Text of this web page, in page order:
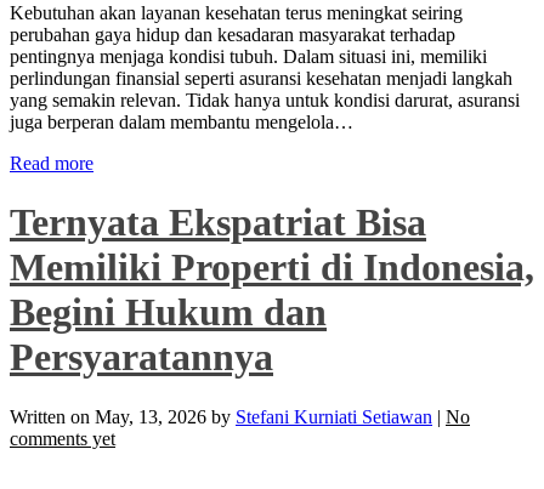
Kebutuhan akan layanan kesehatan terus meningkat seiring
perubahan gaya hidup dan kesadaran masyarakat terhadap
pentingnya menjaga kondisi tubuh. Dalam situasi ini, memiliki
perlindungan finansial seperti asuransi kesehatan menjadi langkah
yang semakin relevan. Tidak hanya untuk kondisi darurat, asuransi
juga berperan dalam membantu mengelola…
Read more
Ternyata Ekspatriat Bisa
Memiliki Properti di Indonesia,
Begini Hukum dan
Persyaratannya
Written on May, 13, 2026 by Stefani Kurniati Setiawan | No
comments yet